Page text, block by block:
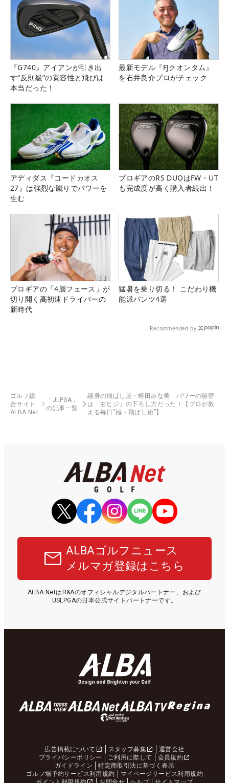
『G740』アイアンが引き出
す“反則級”の寛容性と飛びは
本当だった！
最新モデル『FJクオンタム』
を石井良介プロがチェック
アディダス『コードカオス
27』は強烈な蹴りでパワーを
生む
プロギアのRS DUOはFW・UT
も完成度が高く購入者続出！
プロギアの「4層フェース」が
切り開く高初速ドライバーの
新時代
猛暑を乗り切る！ こだわり機
能派パンツ4選
Recommended by
ゴルフ総
合サイト
ALBA Net
「JLPGA」
の記事一覧
細身の飛ばし屋・蛭田みな美 パワーの秘密
は「右ヒジ」の下ろし方だった！【プロが教
える毎日“極・飛ばし術”】
ALBAゴルフニュース
メルマガ登録はこちら
ALBA NetはR&Aのオフィシャルデジタルパートナー、および
USLPGAの日本公式サイトパートナーです。
広告掲載について スタッフ募集
運営会社
プライバシーポリシー
ご利用に際して
会員規約
ガイドライン
特定商取引法に基づく表示
ゴルフ場予約サービス利用規約
マイページサービス利用規約